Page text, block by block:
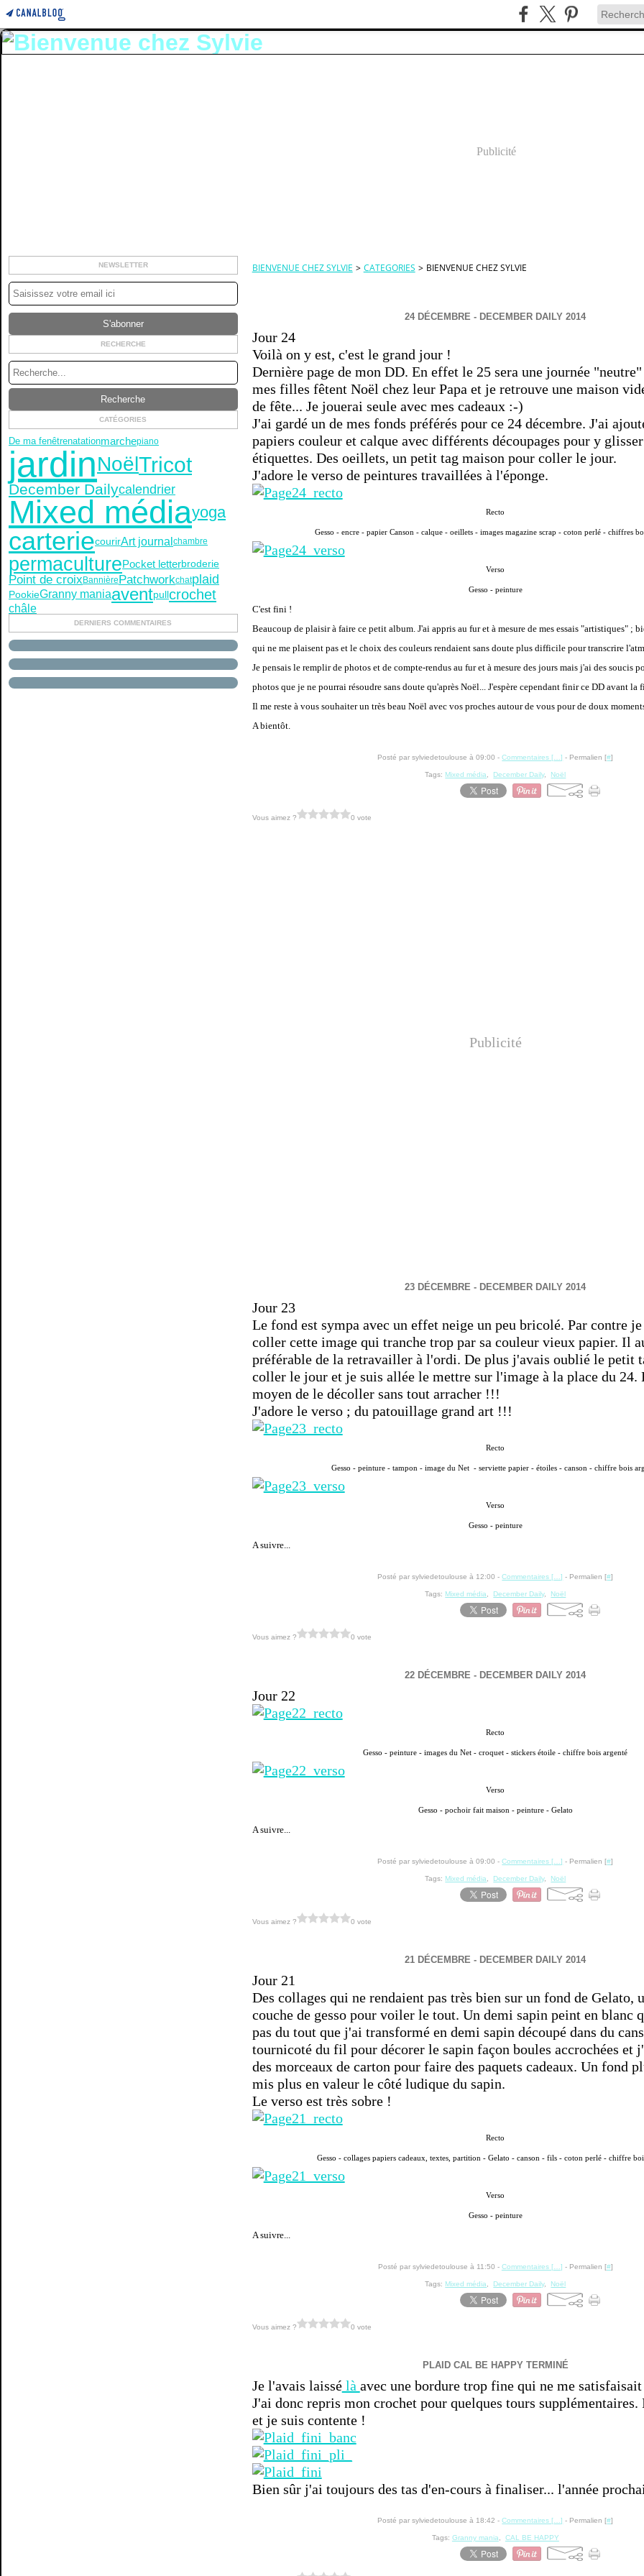
Publicité
NEWSLETTER
RECHERCHE
CATÉGORIES
De ma fenêtrenatationmarchepiano
jardinNoëlTricot
December Dailycalendrier
Mixed médiayoga
carteriecourirArt journalchambre
permaculturePocket letterbroderie
Point de croixBannièrePatchworkchatplaid
PookieGranny maniaaventpullcrochet
châle
DERNIERS COMMENTAIRES
BIENVENUE CHEZ SYLVIE > CATEGORIES > BIENVENUE CHEZ SYLVIE
24 DÉCEMBRE - DECEMBER DAILY 2014
Jour 24
Voilà on y est, c'est le grand jour !
Dernière page de mon DD. En effet le 25 sera une journée
mes filles fêtent Noël chez leur Papa et je retrouve une maison
de fête... Je jouerai seule avec mes cadeaux :-)
J'ai gardé un de mes fonds préférés pour ce 24 décembre. J'ai
papiers couleur et calque avec différents découpages pour y
étiquettes. Des oeillets, un petit tag maison pour coller le jour.
J'adore le verso de peintures travaillées à l'éponge.
Recto
Gesso - encre - papier Canson - calque - oeillets - images magazine scrap - coton perlé - chiffres
Verso
Gesso - peinture
C'est fini !
Beaucoup de plaisir à faire ce petit album. J'ai appris au fur et à mesure de mes essais "artistiques" ;
qui ne me plaisent pas et le choix des couleurs rendaient sans doute plus difficile pour transcrire
Je pensais le remplir de photos et de compte-rendus au fur et à mesure des jours mais j'ai des soucis
photos que je ne pourrai résoudre sans doute qu'après Noël... J'espère cependant finir ce DD avant la
Il me reste à vous souhaiter un très beau Noël avec vos proches autour de vous pour de doux
A bientôt.
Posté par sylviedetoulouse à 09:00 -Commentaires [ …] - Permalien [#]
Tags: Mixed média December Daily, Noël
Vous aimez ? 0 vote
Publicité
23 DÉCEMBRE - DECEMBER DAILY 2014
Jour 23
Le fond est sympa avec un effet neige un peu bricolé. Par contre
coller cette image qui tranche trop par sa couleur vieux papier. Il
préférable de la retravailler à l'ordi. De plus j'avais oublié le petit
coller le jour et je suis allée le mettre sur l'image à la place du 24.
moyen de le décoller sans tout arracher !!!
J'adore le verso ; du patouillage grand art !!!
Recto
Gesso - peinture - tampon - image du Net - serviette papier - étoiles - canson - chiffre bois
Verso
Gesso - peinture
A suivre...
Posté par sylviedetoulouse à 12:00 -Commentaires [ …] - Permalien [#]
Tags: Mixed média December Daily, Noël
Vous aimez ? 0 vote
22 DÉCEMBRE - DECEMBER DAILY 2014
Jour 22
Recto
Gesso - peinture - images du Net - croquet - stickers étoile - chiffre bois argenté
Verso
Gesso - pochoir fait maison - peinture - Gelato
A suivre...
Posté par sylviedetoulouse à 09:00 -Commentaires [ …] - Permalien [#]
Tags: Mixed média December Daily, Noël
Vous aimez ? 0 vote
21 DÉCEMBRE - DECEMBER DAILY 2014
Jour 21
Des collages qui ne rendaient pas très bien sur un fond de Gelato,
couche de gesso pour voiler le tout. Un demi sapin peint en blanc
pas du tout que j'ai transformé en demi sapin découpé dans du
tournicoté du fil pour décorer le sapin façon boules accrochées et
des morceaux de carton pour faire des paquets cadeaux. Un fond
mis plus en valeur le côté ludique du sapin.
Le verso est très sobre !
Recto
Gesso - collages papiers cadeaux, textes, partition - Gelato - canson - fils - coton perlé - chiffre
Verso
Gesso - peinture
A suivre...
Posté par sylviedetoulouse à 11:50 - Commentaires [… ] - Permalien [#]
Tags: Mixed média December Daily, Noël
Vous aimez ? 0 vote
PLAID CAL BE HAPPY TERMINÉ
Je l'avais laissélà avec une bordure trop fine qui ne me
J'ai donc repris mon crochet pour quelques tours
et je suis contente !
Bien sûr j'ai toujours des tas d'en-cours à finaliser... l'année
Posté par sylviedetoulouse à 18:42 -Commentaires [ …] - Permalien [#]
Tags: Granny mania CAL BE HAPPY